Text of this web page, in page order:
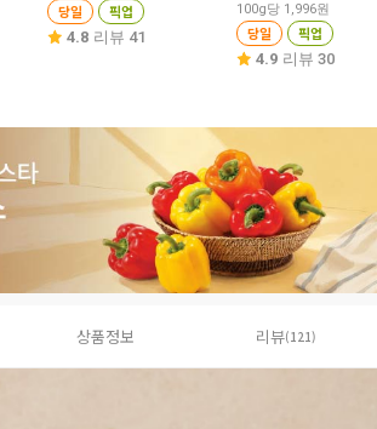
당일 픽업
4.8 리뷰 41
100g당 1,996원
당일 픽업
4.9 리뷰 30
상품정보 리뷰(121)